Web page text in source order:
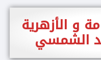
و الأزهرية
الشمسي